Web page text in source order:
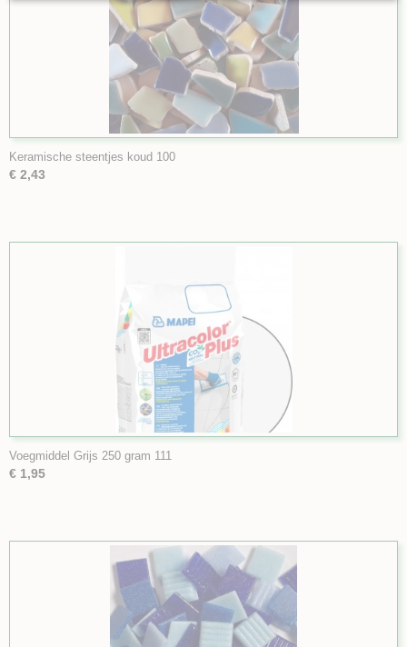
Keramische steentjes koud 100
€ 2,43
Voegmiddel Grijs 250 gram 111
€ 1,95